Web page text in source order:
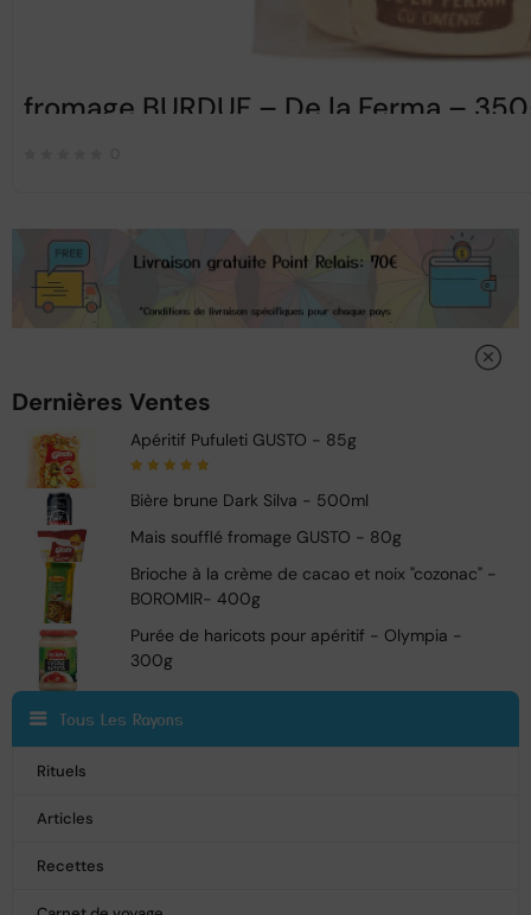
fromage BURDUF – De la Ferma –
Dernières Ventes
Apéritif Pufuleti GUSTO - 85g
5Bière brune Dark Silva - 500ml
Mais soufflé fromage GUSTO - 80g
Brioche à la crème de cacao et noix "cozonac" -
BOROMIR- 400g
Purée de haricots pour apéritif - Olympia -
300g
Tous Les Rayons
Rituels
Articles
Recettes